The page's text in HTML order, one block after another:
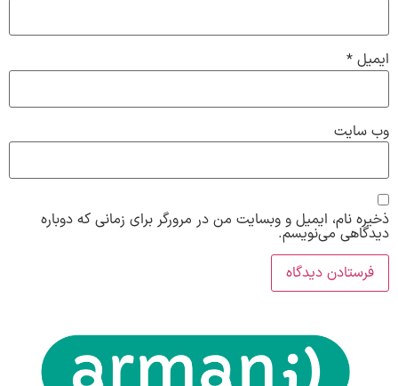
ایمیل *
وب‌ سایت
ذخیره نام، ایمیل و وبسایت من در مرورگر برای زمانی که دوباره
دیدگاهی می‌نویسم.